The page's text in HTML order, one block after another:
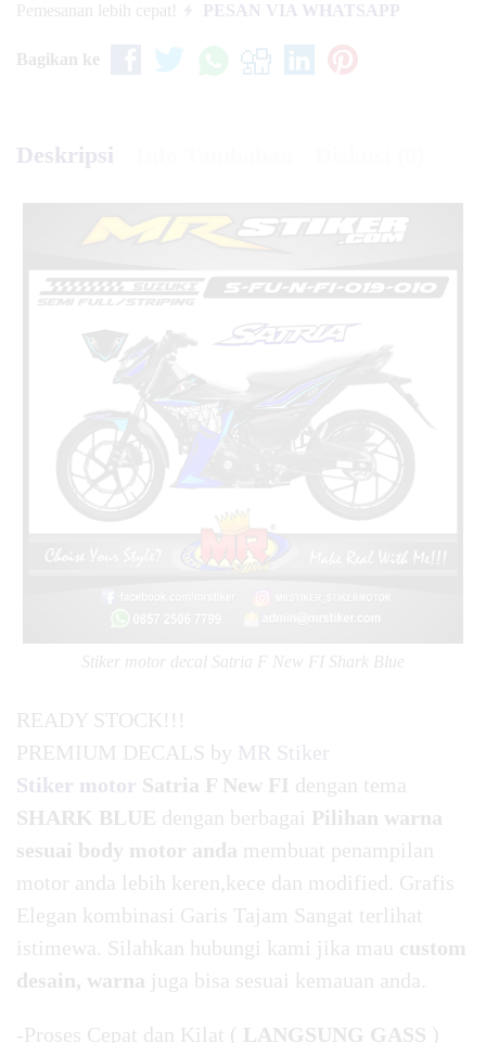
Pemesanan lebih cepat! PESAN VIA WHATSAPP
Bagikan ke
Deskripsi
Stiker motor decal Satria F New FI Shark Blue
READY STOCK!!!
PREMIUM DECALS by MR Stiker
Stiker motor Satria F New FI dengan tema
SHARK BLUE dengan berbagai Pilihan warna
sesuai body motor anda membuat penampilan
motor anda lebih keren,kece dan modified. Grafis
Elegan kombinasi Garis Tajam Sangat terlihat
istimewa. Silahkan hubungi kami jika mau custom
desain, warna juga bisa sesuai kemauan anda.
-Proses Cepat dan Kilat ( LANGSUNG GASS )